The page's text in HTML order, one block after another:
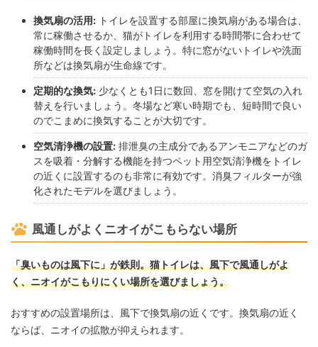
換気扇の活用: トイレを設置する部屋に換気扇がある場合は、
常に稼働させるか、猫がトイレを利用する時間帯に合わせて
稼働時間を長く設定しましょう。特に窓がないトイレや洗面
所などは換気扇が生命線です。
定期的な換気: 少なくとも1日に数回、窓を開けて空気の入れ
替えを行いましょう。冬場など寒い時期でも、短時間で良い
のでこまめに換気することが大切です。
空気清浄機の設置: 排泄臭の主成分であるアンモニアなどのガ
スを吸着・分解する機能を持つペット用空気清浄機をトイレ
の近くに設置するのも非常に有効です。消臭フィルターが強
化されたモデルを選びましょう。
風通しがよくニオイがこもらない場所
「臭いものは風下に」が鉄則。猫トイレは、風下で風通しがよ
く、ニオイがこもりにくい場所を選びましょう。
おすすめの設置場所は、風下で換気扇の近くです。換気扇の近く
ならば、ニオイの拡散が抑えられます。